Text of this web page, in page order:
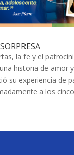
la fe y el
historia de amor
su experiencia de
a los